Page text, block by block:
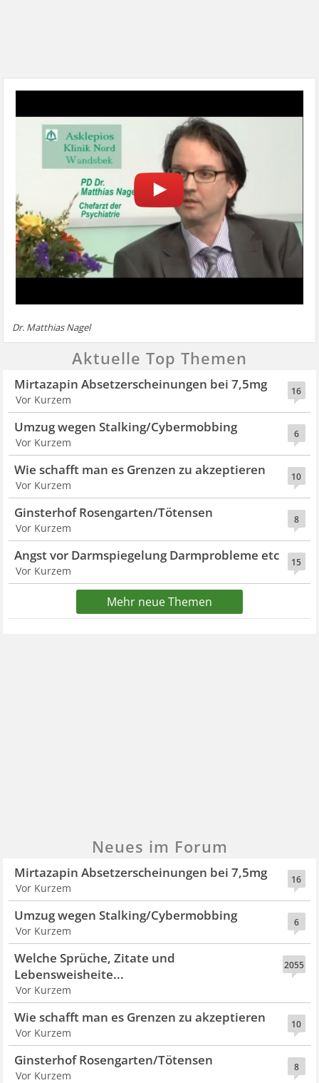
Dr. Matthias Nagel
Aktuelle Top Themen
16
Mirtazapin Absetzerscheinungen bei 7,5mg
Vor Kurzem
6
Umzug wegen Stalking/Cybermobbing
Vor Kurzem
10
Wie schafft man es Grenzen zu akzeptieren
Vor Kurzem
8
Ginsterhof Rosengarten/Tötensen
Vor Kurzem
15
Angst vor Darmspiegelung Darmprobleme etc
Vor Kurzem
Mehr neue Themen
Neues im Forum
16
Mirtazapin Absetzerscheinungen bei 7,5mg
Vor Kurzem
6
Umzug wegen Stalking/Cybermobbing
Vor Kurzem
2055
Welche Sprüche, Zitate und
Lebensweisheite...
Vor Kurzem
10
Wie schafft man es Grenzen zu akzeptieren
Vor Kurzem
8
Ginsterhof Rosengarten/Tötensen
Vor Kurzem